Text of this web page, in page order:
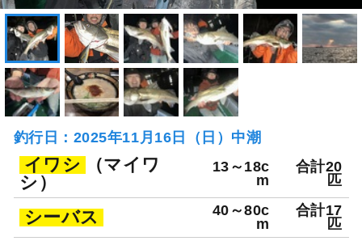
釣行日：2025年11月16日（日）中潮
イワシ
（マイワ
シ）
13～18c
m
合計20
匹
シーバス
40～80c
m
合計17
匹